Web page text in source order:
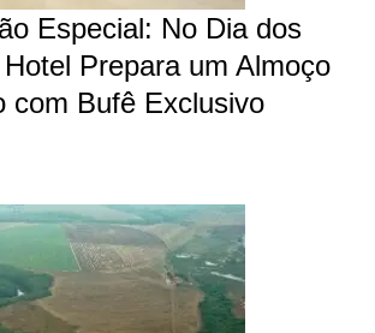
Especial: No Dia dos
Prepara um Almoço
com Bufê Exclusivo